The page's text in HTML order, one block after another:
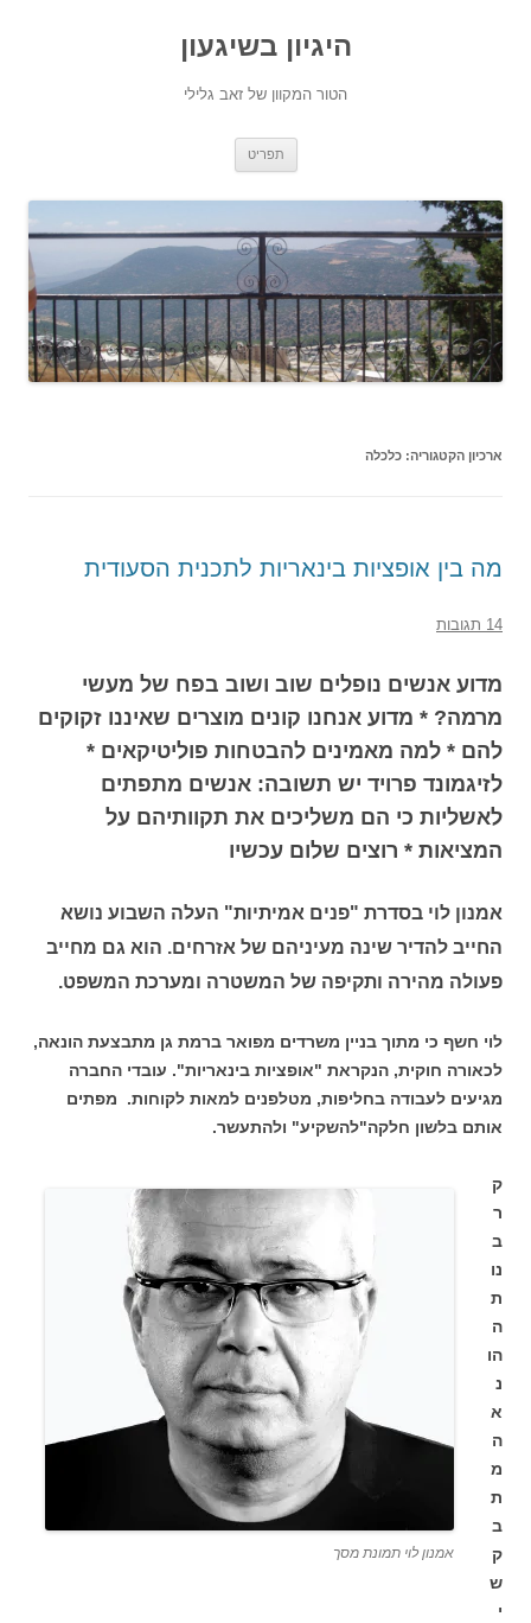
היגיון בשיגעון
הטור המקוון של זאב גלילי
תפריט
ארכיון הקטגוריה:כלכלה
מה בין אופציות בינאריות לתכנית הסעודית
14 תגובות
מדוע אנשים נופלים שוב ושוב בפח של מעשי
מרמה? * מדוע אנחנו קונים מוצרים שאיננו זקוקים
להם * למה מאמינים להבטחות פוליטיקאים *
לזיגמונד פרויד יש תשובה: אנשים מתפתים
לאשליות כי הם משליכים את תקוותיהם על
המציאות * רוצים שלום עכשיו
אמנון לוי בסדרת "פנים אמיתיות" העלה השבוע נושא
החייב להדיר שינה מעיניהם של אזרחים. הוא גם מחייב
פעולה מהירה ותקיפה של המשטרה ומערכת המשפט.
לוי חשף כי מתוך בניין משרדים מפואר ברמת גן מתבצעת הונאה,
לכאורה חוקית, הנקראת "אופציות בינאריות". עובדי החברה
מגיעים לעבודה בחליפות, מטלפנים למאות לקוחות. מפתים
אותם בלשון חלקה"להשקיע" ולהתעשר.
אמנון לוי תמונת מסך
ק
ב
נו
ת
ה
הו
א
ה
מ
ת
ב
ק
ש